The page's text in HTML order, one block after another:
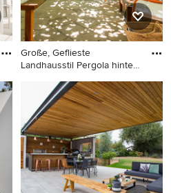
Große, Geflieste
Landhausstil Pergola hinter
Große, Geflieste Landhausstil
Pergola hinter dem Haus in
Malaga